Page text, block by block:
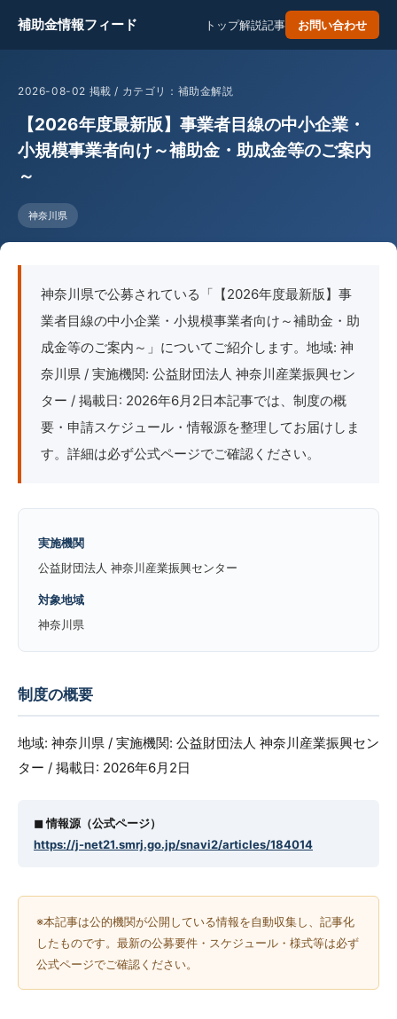
補助金情報フィード トップ解説記事 お問い合わせ
2026-08-02 掲載 / カテゴリ：補助金解説
【2026年度最新版】事業者目線の中小企業・
小規模事業者向け～補助金・助成金等のご案内
～
神奈川県
神奈川県で公募されている「【2026年度最新版】事
業者目線の中小企業・小規模事業者向け～補助金・助
成金等のご案内～」についてご紹介します。地域: 神
奈川県 / 実施機関: 公益財団法人 神奈川産業振興セン
ター / 掲載日: 2026年6月2日本記事では、制度の概
要・申請スケジュール・情報源を整理してお届けしま
す。詳細は必ず公式ページでご確認ください。
実施機関
公益財団法人 神奈川産業振興センター
対象地域
神奈川県
制度の概要
地域: 神奈川県 / 実施機関: 公益財団法人 神奈川産業振興セン
ター / 掲載日: 2026年6月2日
◼︎ 情報源（公式ページ）
https://j-net21.smrj.go.jp/snavi2/articles/184014
※本記事は公的機関が公開している情報を自動収集し、記事化
したものです。最新の公募要件・スケジュール・様式等は必ず
公式ページでご確認ください。